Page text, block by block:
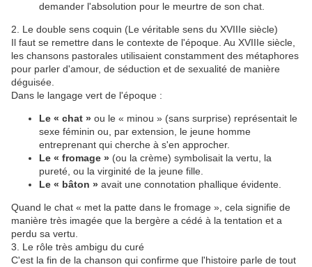
demander l'absolution pour le meurtre de son chat.
​2. Le double sens coquin (Le véritable sens du XVIIIe siècle)
​Il faut se remettre dans le contexte de l'époque. Au XVIIIe siècle,
les chansons pastorales utilisaient constamment des métaphores
pour parler d'amour, de séduction et de sexualité de manière
déguisée.
​Dans le langage vert de l'époque :
Le « chat » ou le « minou » (sans surprise) représentait le
sexe féminin ou, par extension, le jeune homme
entreprenant qui cherche à s'en approcher.
Le « fromage » (ou la crème) symbolisait la vertu, la
pureté, ou la virginité de la jeune fille.
Le « bâton » avait une connotation phallique évidente.
​Quand le chat « met la patte dans le fromage », cela signifie de
manière très imagée que la bergère a cédé à la tentation et a
perdu sa vertu.
​3. Le rôle très ambigu du curé
​C'est la fin de la chanson qui confirme que l'histoire parle de tout